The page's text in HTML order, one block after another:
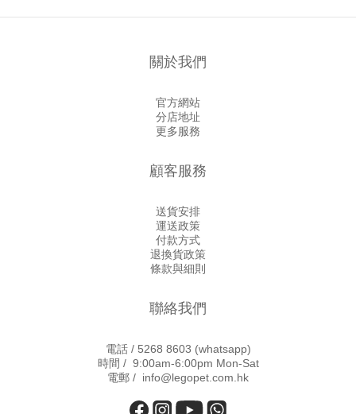
關於我們
官方網站
分店地址
更多服務
顧客服務
送貨安排
運送政策
付款方式
退換貨政策
條款與細則
聯絡我們
電話 / 5268 8603 (whatsapp)
時間 / 9:00am-6:00pm Mon-Sat
電郵 / info@legopet.com.hk